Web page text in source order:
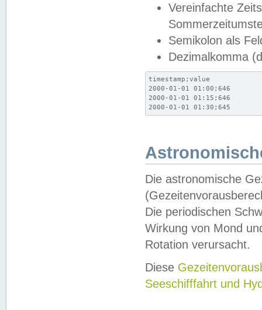
Vereinfachte
Semikolon als
Dezimalkomma
timestamp;value
2000-01-01 01:00;646
2000-01-01 01:15;646
2000-01-01 01:30;645
Die astronomische
Die periodischen
Wirkung von Mond
Rotation verursacht.
Diese
Seeschifffahrt und